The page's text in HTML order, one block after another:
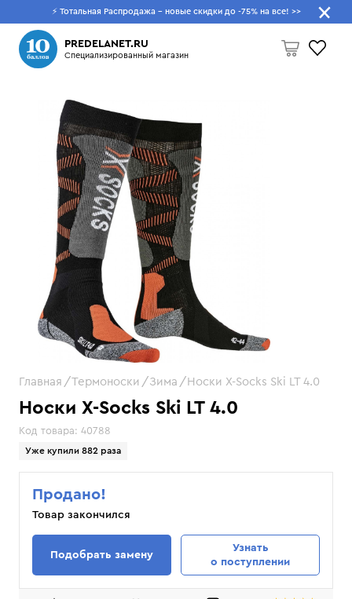
⚡ Тотальная Распродажа - новые скидки до -75% на все! >>
PREDELANET.RU
Специализированный магазин
Что будем искать?
Носки X-Socks Ski LT 4.0
Код товара: 40788
Уже купили 882 раза
Главная Термоноски Зима Носки X-Socks Ski LT 4.0
Продано!
Товар закончился
Подобрать замену
Узнать
о поступлении